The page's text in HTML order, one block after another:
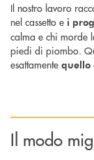
Il nostro lavoro
nel cassetto e i
calma e chi morde
piedi di piombo.
esattamente quello
Il modo